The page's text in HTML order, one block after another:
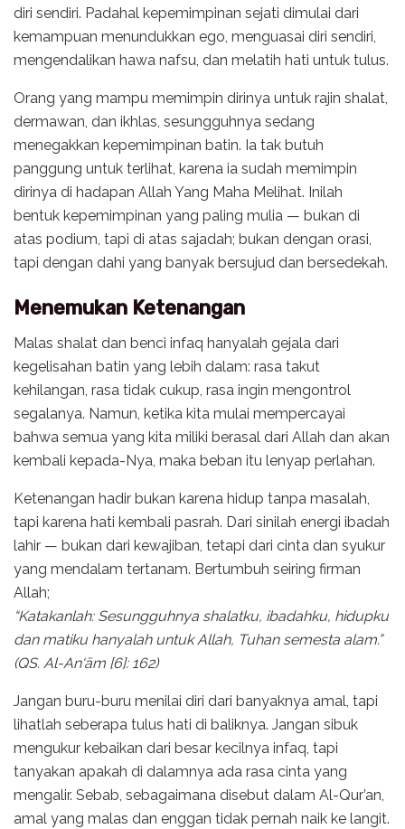
diri sendiri. Padahal kepemimpinan sejati dimulai dari
kemampuan menundukkan ego, menguasai diri sendiri,
mengendalikan hawa nafsu, dan melatih hati untuk tulus.
Orang yang mampu memimpin dirinya untuk rajin shalat,
dermawan, dan ikhlas, sesungguhnya sedang
menegakkan kepemimpinan batin. Ia tak butuh
panggung untuk terlihat, karena ia sudah memimpin
dirinya di hadapan Allah Yang Maha Melihat. Inilah
bentuk kepemimpinan yang paling mulia — bukan di
atas podium, tapi di atas sajadah; bukan dengan orasi,
tapi dengan dahi yang banyak bersujud dan bersedekah.
Menemukan Ketenangan
Malas shalat dan benci infaq hanyalah gejala dari
kegelisahan batin yang lebih dalam: rasa takut
kehilangan, rasa tidak cukup, rasa ingin mengontrol
segalanya. Namun, ketika kita mulai mempercayai
bahwa semua yang kita miliki berasal dari Allah dan akan
kembali kepada-Nya, maka beban itu lenyap perlahan.
Ketenangan hadir bukan karena hidup tanpa masalah,
tapi karena hati kembali pasrah. Dari sinilah energi ibadah
lahir — bukan dari kewajiban, tetapi dari cinta dan syukur
yang mendalam tertanam. Bertumbuh seiring firman
Allah;
“Katakanlah: Sesungguhnya shalatku, ibadahku, hidupku
dan matiku hanyalah untuk Allah, Tuhan semesta alam.”
(QS. Al-An‘ām [6]: 162)
Jangan buru-buru menilai diri dari banyaknya amal, tapi
lihatlah seberapa tulus hati di baliknya. Jangan sibuk
mengukur kebaikan dari besar kecilnya infaq, tapi
tanyakan apakah di dalamnya ada rasa cinta yang
mengalir. Sebab, sebagaimana disebut dalam Al-Qur’an,
amal yang malas dan enggan tidak pernah naik ke langit.